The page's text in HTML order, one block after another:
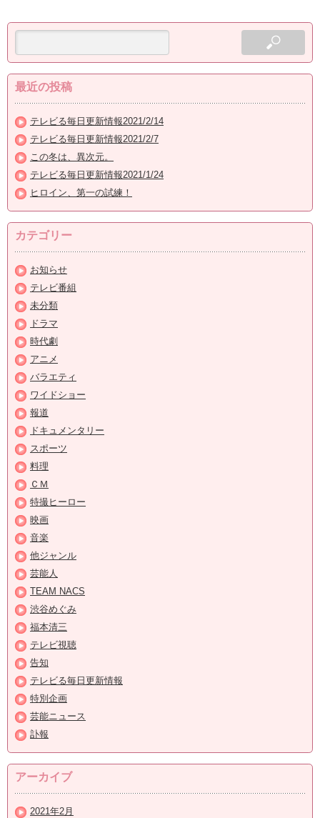
最近の投稿
テレビる毎日更新情報2021/2/14
テレビる毎日更新情報2021/2/7
この冬は、異次元。
テレビる毎日更新情報2021/1/24
ヒロイン、第一の試練！
カテゴリー
お知らせ
テレビ番組
未分類
ドラマ
時代劇
アニメ
バラエティ
ワイドショー
報道
ドキュメンタリー
スポーツ
料理
ＣＭ
特撮ヒーロー
映画
音楽
他ジャンル
芸能人
TEAM NACS
渋谷めぐみ
福本清三
テレビ視聴
告知
テレビる毎日更新情報
特別企画
芸能ニュース
訃報
アーカイブ
2021年2月